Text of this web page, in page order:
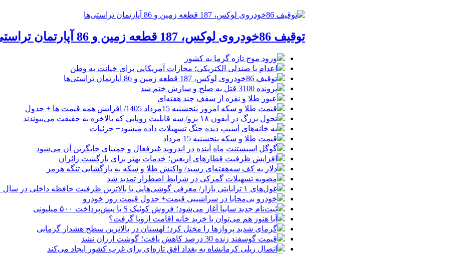
توقیف 86خودروی لوکس، 187 قطعه زمین و 86 آپارتمان تراستی‌ها
ورود موج تازه گرما به کشور
اعدام با صندلی الکتریکی؛ مجازات آمریکایی برای خیانت به وطن
توقیف 86خودروی لوکس، 187 قطعه زمین و 86 آپارتمان تراستی‌ها
پرونده 3100 قتل به صلح و سازش ختم شد
عبور طلا و نقره از سقف چند هفته‌ای
قیمت طلا و سکه امروز پنجشنبه 15مرداد 1405/ افزایش همه قیمت ها + جدول
تحول بزرگ در آیفون ۱۸ پرو/ سه قابلیت رویایی که بالاخره به حقیقت می‌پیوندند
به خانه‌های آسیب دیده جنگ تسهیلات داده میشود+ جزئیات
قیمت طلا و سکه پنجشنبه 15 مرداد
گوگل اسیستنت ماه آینده در اندروید غیرفعال و جمینای جایگزین آن می‌شود
افزایش ظرفیت قطارهای اربعین؛ خدمات بهتر برای بازگشت زائران
دلار به کف سه‌هفته‌ای رسید/ واکنش طلا و سکه به بازگشایی تنگه هرمز
مصوبه تسهیلات گمرکی در شرایط اضطرار تمدید شد
غول‌های ۱ ترابایتی بازار/ معرفی گوشی‌هایی با بالاترین ظرفیت حافظه داخلی در سال ۲۰۲۶
خودرو بی‌محابا در سراشیبی قیمت+ جدول قیمت روز خودرو
ثبت‌نام جدید سایپا آغاز می‌شود؛ فروش کوئیک S با پیش‌پرداخت ۵۰۰ میلیونی
آیا هنوز هم می‌توان با خرید خانه اقامت اروپا گرفت؟
گرمای شدید پروازها را مختل کرد؛ لهستان در بالاترین سطح هشدار گرمایی
قیمت گوسفند زنده 30 درصد کاهش یافت؛ گوشت ارزان نشد
اتصال ریلی کرمانشاه به بغداد افق تازه‌ای برای غرب کشور ایجاد می‌کند